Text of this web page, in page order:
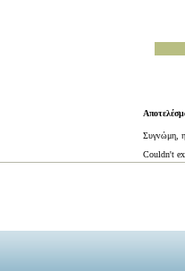
Συγνώμη, η
Couldn't